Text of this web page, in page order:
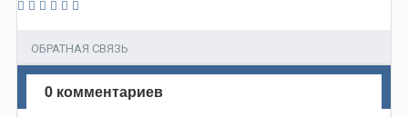
ОБРАТНАЯ СВЯЗЬ
0 комментариев